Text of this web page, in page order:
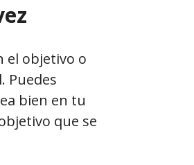
el objetivo o
Puedes
bien en tu
que se